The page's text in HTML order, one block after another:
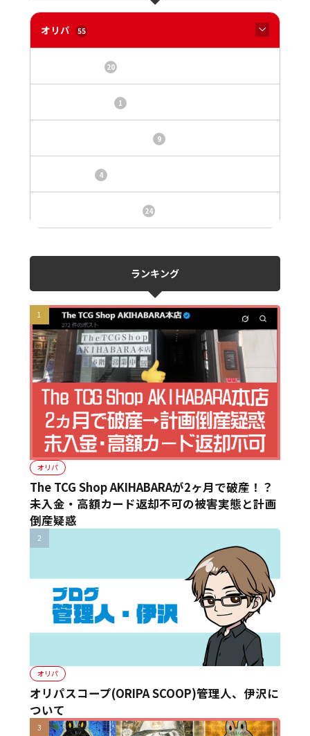
オリパ 55
20
1
9
4
24
ランキング
オリパ
The TCG Shop AKIHABARAが2ヶ月で破産！？
未入金・高額カード返却不可の被害実態と計画
倒産疑惑
オリパ
オリパスコープ(ORIPA SCOOP)管理人、伊沢に
ついて